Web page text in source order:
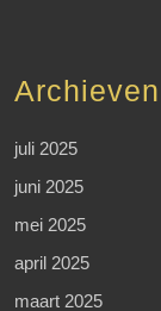
Archieven
juli 2025
juni 2025
mei 2025
april 2025
maart 2025